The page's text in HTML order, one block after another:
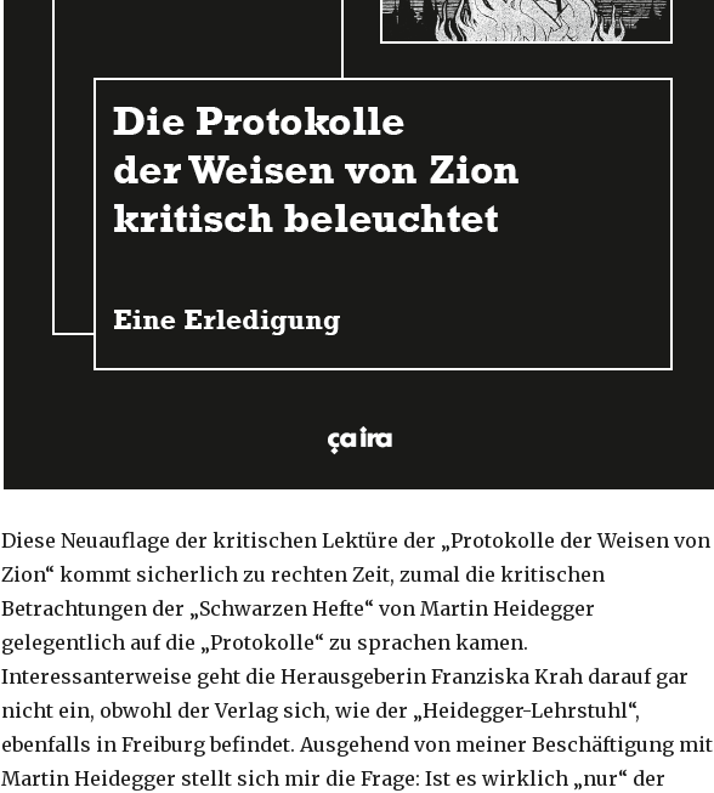
Diese Neuauflage der kritischen Lektüre der „Protokolle der Weisen von
Zion“ kommt sicherlich zu rechten Zeit, zumal die kritischen
Betrachtungen der „Schwarzen Hefte“ von Martin Heidegger
gelegentlich auf die „Protokolle“ zu sprachen kamen.
Interessanterweise geht die Herausgeberin Franziska Krah darauf gar
nicht ein, obwohl der Verlag sich, wie der „Heidegger-Lehrstuhl“,
ebenfalls in Freiburg befindet. Ausgehend von meiner Beschäftigung mit
Martin Heidegger stellt sich mir die Frage: Ist es wirklich „nur“ der